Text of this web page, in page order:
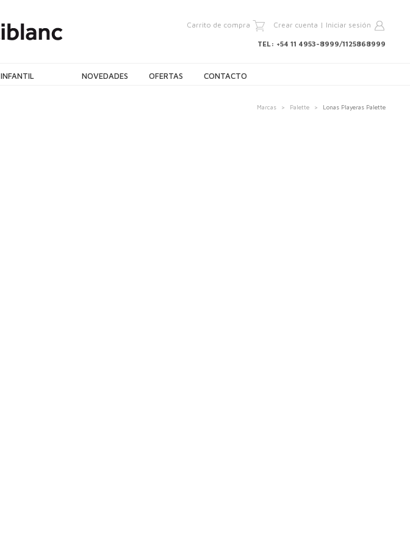
Carrito de compra Crear cuenta | Iniciar sesión
TEL: +54 11 4953-8999/1125868999
INFANTIL NOVEDADES OFERTAS CONTACTO
Marcas > Palette > Lonas Playeras Palette